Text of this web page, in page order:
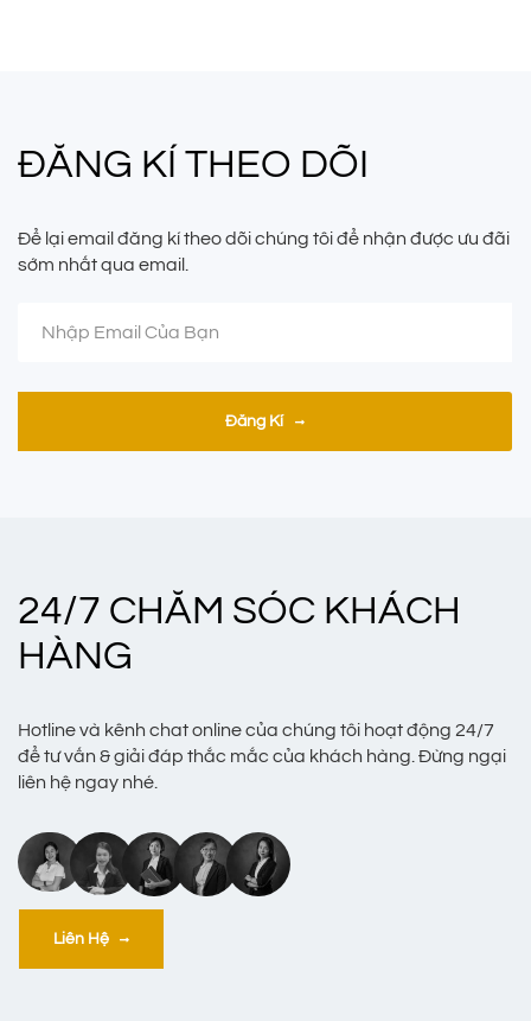
ĐĂNG KÍ THEO DÕI
Để lại email đăng kí theo dõi chúng tôi để nhận được ưu đãi
sớm nhất qua email.
Đăng Kí
24/7 CHĂM SÓC KHÁCH
HÀNG
Hotline và kênh chat online của chúng tôi hoạt động 24/7
để tư vấn & giải đáp thắc mắc của khách hàng. Đừng ngại
liên hệ ngay nhé.
Liên Hệ